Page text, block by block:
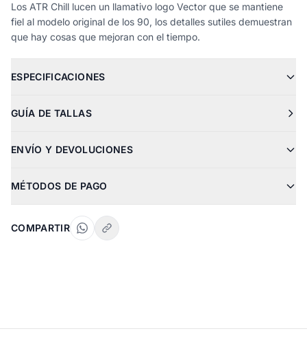
Los ATR Chill lucen un llamativo logo Vector que se mantiene
fiel al modelo original de los 90, los detalles sutiles demuestran
que hay cosas que mejoran con el tiempo.
ESPECIFICACIONES
GUÍA DE TALLAS
ENVÍO Y DEVOLUCIONES
MÉTODOS DE PAGO
COMPARTIR